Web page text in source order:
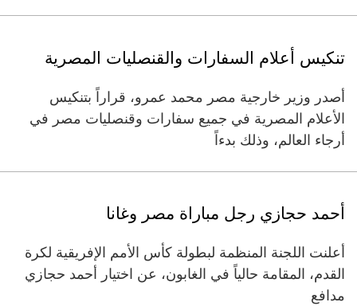
تنكيس أعلام السفارات والقنصليات المصرية
أصدر وزير خارجية مصر محمد عمرو، قراراً بتنكيس
الأعلام المصرية في جميع سفارات وقنصليات مصر في
أرجاء العالم، وذلك بدءاً
أحمد حجازي رجل مباراة مصر وغانا
أعلنت اللجنة المنظمة لبطولة كأس الأمم الإفريقية لكرة
القدم، المقامة حالياً في الغابون، عن اختيار أحمد حجازي
مدافع